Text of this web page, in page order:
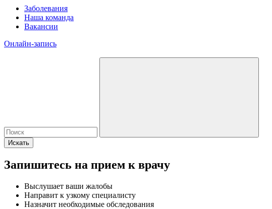
Заболевания
Наша команда
Вакансии
Онлайн-запись
Искать
Запишитесь на прием к врачу
Выслушает ваши жалобы
Направит к узкому специалисту
Назначит необходимые обследования